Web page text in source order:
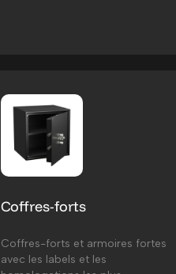
Coffres-forts
Coffres-forts et armoires fortes
avec les labels et les